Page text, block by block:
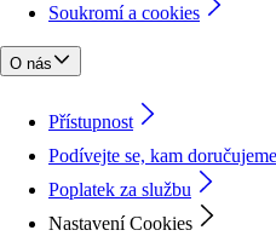
Soukromí a cookies
O nás
Přístupnost
Podívejte se, kam doručujeme
Poplatek za službu
Nastavení Cookies